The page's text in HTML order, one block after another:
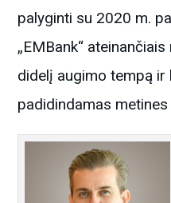
palyginti su 2020 m.
„EMBank“
didelį augimo tempą ir
padidindamas